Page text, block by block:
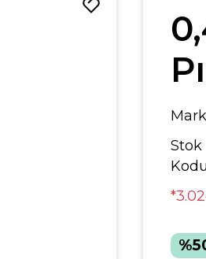
Stok
Kodu